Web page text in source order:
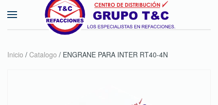
Skip to main content
Inicio / Catalogo / ENGRANE PARA INTER RT40-4N